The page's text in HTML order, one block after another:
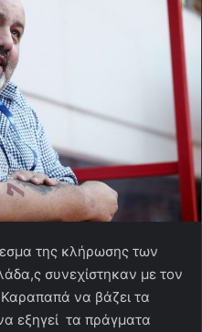
της κλήρωσης των
συνεχίστηκαν με τον
να βάζει τα
εξηγεί τα πράγματα